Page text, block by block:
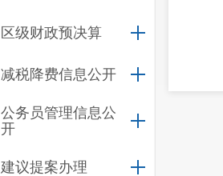
区级财政预决算
减税降费信息公开
公务员管理信息公
开
建议提案办理